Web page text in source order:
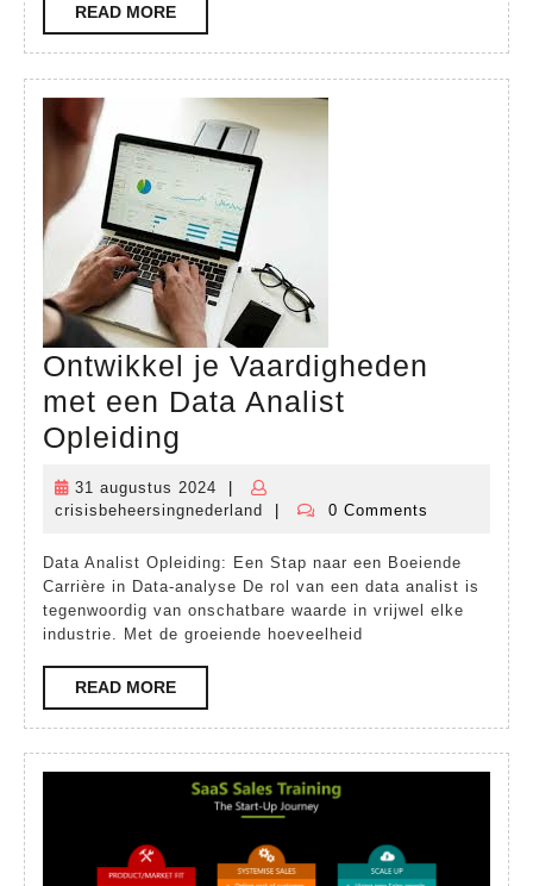
READ MOREREAD
MORE
Ontwikkel je Vaardigheden
met een Data Analist
Opleiding
Vaardigheden
een
Data
Analist
31 augustus 2024
31
augustus
crisisbeheersingnederland
crisisbeheersingnederland
0 Comments
Data Analist Opleiding: Een Stap naar een Boeiende
Carrière in Data-analyse De rol van een data analist is
tegenwoordig van onschatbare waarde in vrijwel elke
industrie. Met de groeiende hoeveelheid
READ MOREREAD
MORE